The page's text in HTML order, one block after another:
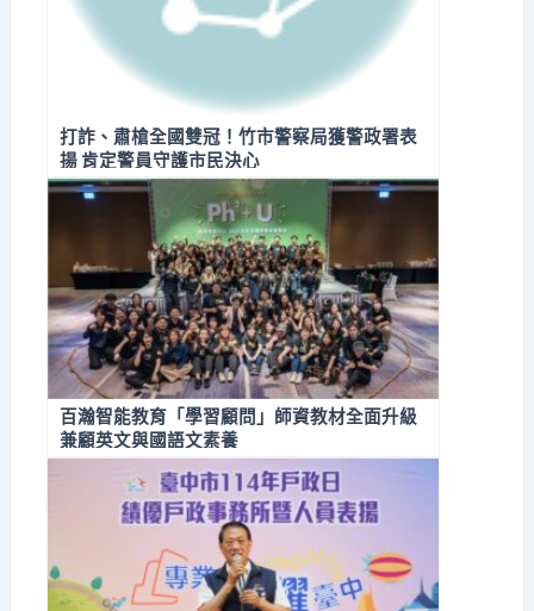
打詐、肅槍全國雙冠！竹市警察局獲警政署表
揚 肯定警員守護市民決心
百瀚智能教育「學習顧問」師資教材全面升級
兼顧英文與國語文素養